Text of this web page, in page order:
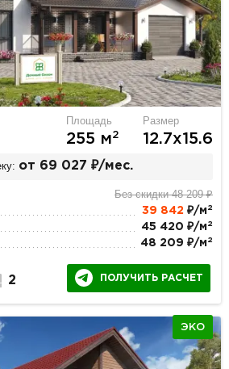
Площадь
255 м2
Размер
12.7х15.6
от 69 027 ₽/мес.
Без скидки 48 209 ₽
39 842 ₽/м 2
45 420 ₽/м 2
48 209 ₽/м 2
2 ПОЛУЧИТЬ РАСЧЕТ
ЭКО